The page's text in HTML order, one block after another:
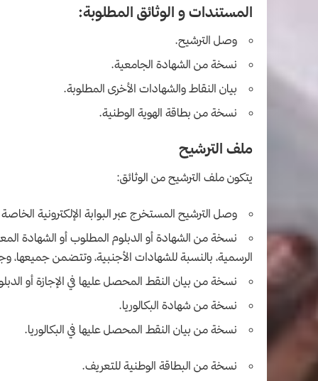
المستندات و الوثائق المطلوبة:
وصل الترشيح.
نسخة من الشهادة الجامعية.
بيان النقاط والشهادات الأخرى المطلوبة.
نسخة من بطاقة الهوية الوطنية.
ملف الترشيح
يتكون ملف الترشيح من الوثائق:
وصل الترشيح المستخرج عبر البوابة الإلكترونية
نسخة من الشهادة أو الدبلوم المطلوب أو الشهادة
الرسمية، بالنسبة للشهادات الأجنبية، وتتضمن جميعها،
نسخة من بيان النقط المحصل عليها في الإجازة أو
نسخة من شهادة البكالوريا.
نسخة من بيان النقط المحصل عليها في البكالوريا.
نسخة من البطاقة الوطنية للتعريف.